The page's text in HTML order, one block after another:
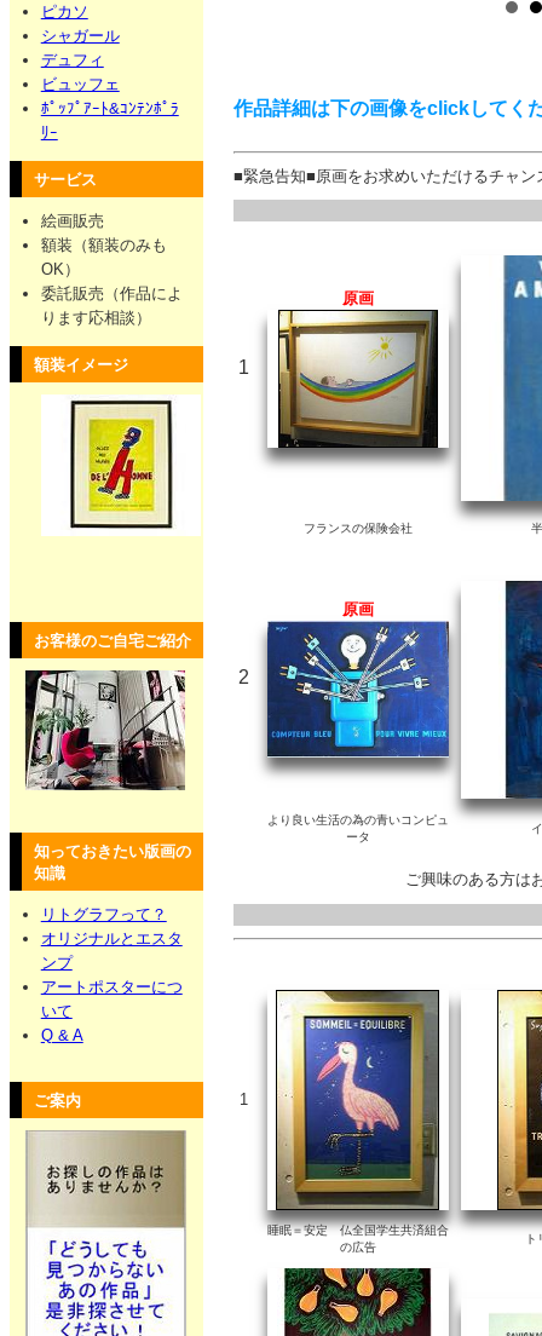
ピカソ
シャガール
デュフィ
ビュッフェ
ﾎﾟｯﾌﾟｱｰﾄ&ｺﾝﾃﾝﾎﾟﾗ
ﾘｰ
サービス
絵画販売
額装（額装のみも
OK）
委託販売（作品によ
ります応相談）
額装イメージ
お客様のご自宅ご紹介
知っておきたい版画の
知識
リトグラフって？
オリジナルとエスタ
ンプ
アートポスターにつ
いて
Q & A
ご案内
■緊急告知■原画をお求めいただけるチャ
1
原画
フランスの保険会社
2
原画
より良い生活の為の青いコンピュ
ータ
ご興味のある方
1
睡眠＝安定 仏全国学生共済組合
の広告